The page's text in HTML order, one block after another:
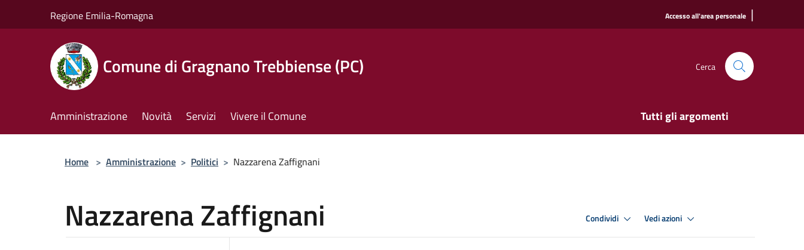
Regione Emilia-Romagna Accesso all'area personale |
Comune di Gragnano Trebbiense (PC) Cerca
Amministrazione Novità Servizi Vivere il Comune Tutti gli argomenti
Home > Amministrazione > Politici > Nazzarena Zaffignani
Nazzarena Zaffignani Condividi Vedi azioni